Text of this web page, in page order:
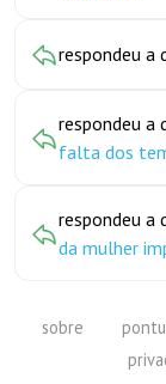
respondeu a
respondeu a
falta dos
respondeu a
da mulher
sobre